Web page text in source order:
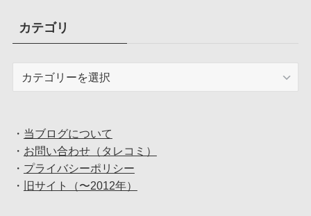
ブカテゴリ
・ 当ブログについて
・ お問い合わせ（タレコミ）
・ プライバシーポリシー
・
旧サイト（〜2012年）